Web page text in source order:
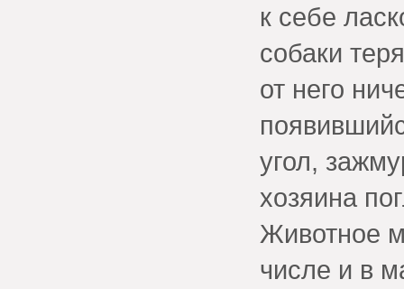
к себе
собаки
от него
угол,
хозяина
Животное
числе и в